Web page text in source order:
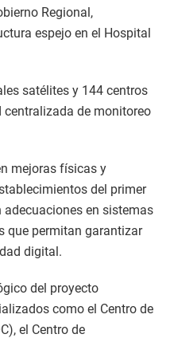
Regional,
espejo en el Hospital
satélites y 144 centros
centralizada de monitoreo
mejoras físicas y
del primer
adecuaciones en sistemas
que permitan garantizar
digital.
del proyecto
como el Centro de
el Centro de